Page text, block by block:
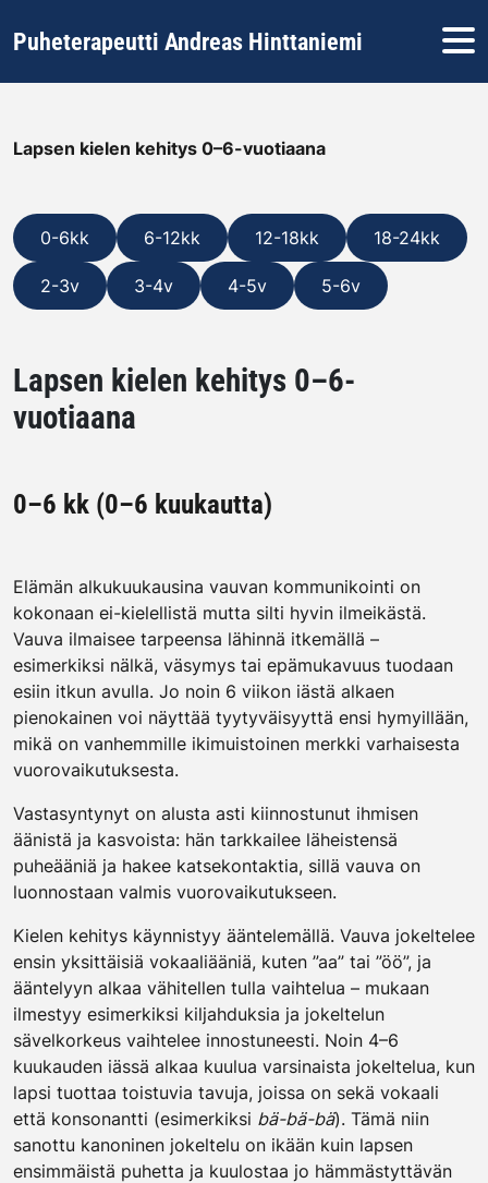
Puheterapeutti Andreas Hinttaniemi
Lapsen kielen kehitys 0–6-vuotiaana
0-6kk 6-12kk 12-18kk 18-24kk
2-3v 3-4v 4-5v 5-6v
Lapsen kielen kehitys 0–6-
vuotiaana
0–6 kk (0–6 kuukautta)
Elämän alkukuukausina vauvan kommunikointi on
kokonaan ei-kielellistä mutta silti hyvin ilmeikästä.
Vauva ilmaisee tarpeensa lähinnä itkemällä –
esimerkiksi nälkä, väsymys tai epämukavuus tuodaan
esiin itkun avulla. Jo noin 6 viikon iästä alkaen
pienokainen voi näyttää tyytyväisyyttä ensi hymyillään,
mikä on vanhemmille ikimuistoinen merkki varhaisesta
vuorovaikutuksesta.
Vastasyntynyt on alusta asti kiinnostunut ihmisen
äänistä ja kasvoista: hän tarkkailee läheistensä
puheääniä ja hakee katsekontaktia, sillä vauva on
luonnostaan valmis vuorovaikutukseen.
Kielen kehitys käynnistyy ääntelemällä. Vauva jokeltelee
ensin yksittäisiä vokaaliääniä, kuten ”aa” tai ”öö”, ja
ääntelyyn alkaa vähitellen tulla vaihtelua – mukaan
ilmestyy esimerkiksi kiljahduksia ja jokeltelun
sävelkorkeus vaihtelee innostuneesti. Noin 4–6
kuukauden iässä alkaa kuulua varsinaista jokeltelua, kun
lapsi tuottaa toistuvia tavuja, joissa on sekä vokaali
että konsonantti (esimerkiksi bä-bä-bä). Tämä niin
sanottu kanoninen jokeltelu on ikään kuin lapsen
ensimmäistä puhetta ja kuulostaa jo hämmästyttävän